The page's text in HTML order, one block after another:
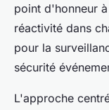
point d'honneur
réactivité dans
pour la
sécurité
L'approche